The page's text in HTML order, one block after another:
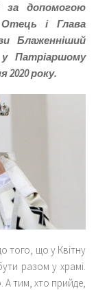
за допомогою
Отець і Глава
Блаженніший
Патріаршому
2020 року.
того, що у Квітну
разом у храмі.
А тим, хто прийде,